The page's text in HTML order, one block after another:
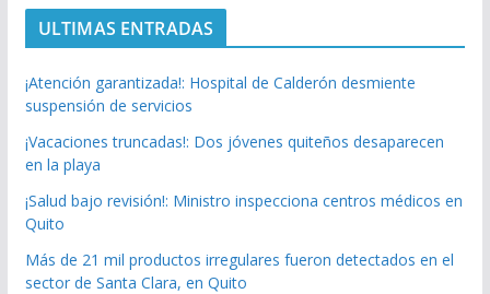
ULTIMAS ENTRADAS
¡Atención garantizada!: Hospital de Calderón desmiente
suspensión de servicios
¡Vacaciones truncadas!: Dos jóvenes quiteños desaparecen
en la playa
¡Salud bajo revisión!: Ministro inspecciona centros médicos en
Quito
Más de 21 mil productos irregulares fueron detectados en el
sector de Santa Clara, en Quito